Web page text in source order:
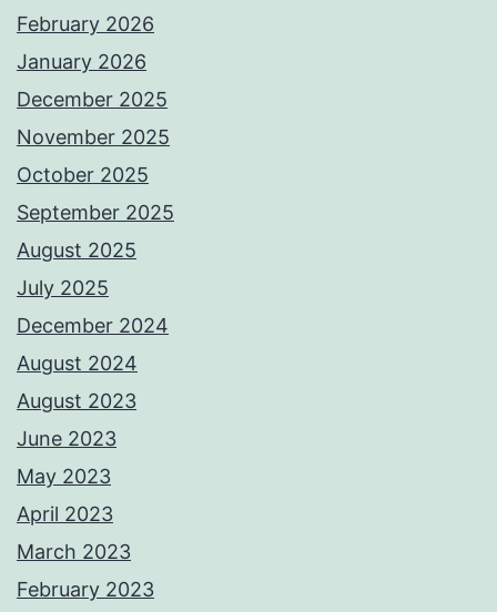
February 2026
January 2026
December 2025
November 2025
October 2025
September 2025
August 2025
July 2025
December 2024
August 2024
August 2023
June 2023
May 2023
April 2023
March 2023
February 2023